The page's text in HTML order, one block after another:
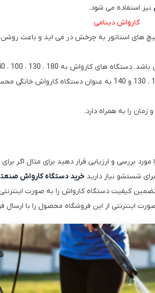
نیز استفاده می شود.
کارواش دینامی
های استاتور به چرخش در می اید و باعث
را به همراه دارد.
مورد بررسی و ارزیابی قرار دهید برای مثال
شستشو نیاز دارید خرید دستگاه کارواش
تضمین کیفیت دستگاه کارواش را به صورت
اینترنتی از این فروشگاه محصول را با ارسال